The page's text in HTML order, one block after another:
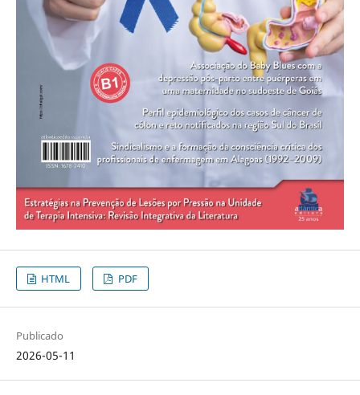
HTML PDF
Publicado
2026-05-11